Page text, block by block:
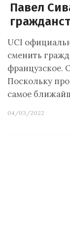
Павел
UCI
сменить
французское.
Поскольку
самое
04/03/2022